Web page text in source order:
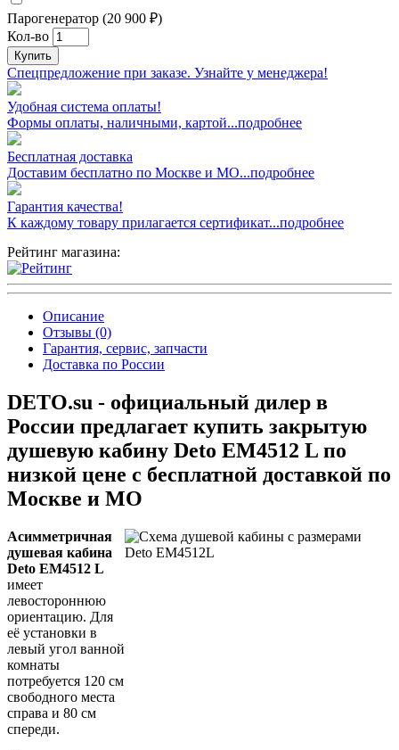
Парогенератор (20 900 ₽)
Кол-во
Купить
Спецпредложение при заказе. Узнайте у менеджера!
Удобная система оплаты!
Формы оплаты, наличными, картой...подробнее
Бесплатная доставка
Доставим бесплатно по Москве и МО...подробнее
Гарантия качества!
К каждому товару прилагается сертификат...подробнее
Рейтинг магазина:
Описание
Отзывы (0)
Гарантия, сервис, запчасти
Доставка по России
DETO.su - официальный дилер в
России предлагает купить закрытую
душевую кабину Deto EM4512 L по
низкой цене с бесплатной доставкой по
Москве и МО
Асимметричная
душевая кабина
Deto EM4512 L
имеет
левостороннюю
ориентацию. Для
её установки в
левый угол ванной
комнаты
потребуется 120 см
свободного места
справа и 80 см
спереди.